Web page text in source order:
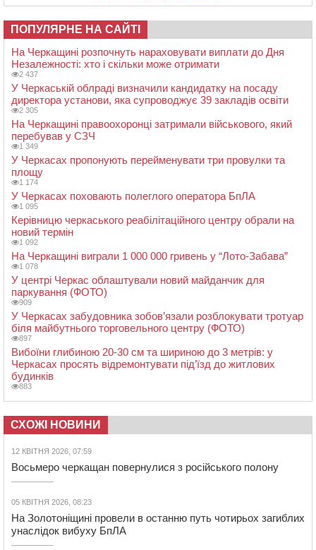
ПОПУЛЯРНЕ НА САЙТІ
На Черкащині розпочнуть нараховувати виплати до Дня
Незалежності: хто і скільки може отримати
2 437
У Черкаській облраді визначили кандидатку на посаду
директора установи, яка супроводжує 39 закладів освіти
2 305
На Черкащині правоохоронці затримали військового, який
перебував у СЗЧ
1 349
У Черкасах пропонують перейменувати три провулки та
площу
1 174
У Черкасах поховають полеглого оператора БпЛА
1 095
Керівницю черкаського реабілітаційного центру обрали на
новий термін
1 092
На Черкащині виграли 1 000 000 гривень у “Лото-Забава”
1 078
У центрі Черкас облаштували новий майданчик для
паркування (ФОТО)
909
У Черкасах забудовника зобов’язали розблокувати тротуар
біля майбутнього торговельного центру (ФОТО)
897
Вибоїни глибиною 20-30 см та шириною до 3 метрів: у
Черкасах просять відремонтувати під’їзд до житлових
будинків
883
СХОЖІ НОВИНИ
12 КВІТНЯ 2026, 07:59
Восьмеро черкащан повернулися з російського полону
05 КВІТНЯ 2026, 08:23
На Золотоніщині провели в останню путь чотирьох загиблих
унаслідок вибуху БпЛА